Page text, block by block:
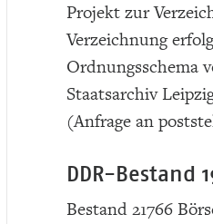
Projekt zur
Verzeichnung
Ordnungsschema
Staatsarchiv
(Anfrage an
DDR-Bestand
Bestand 21766